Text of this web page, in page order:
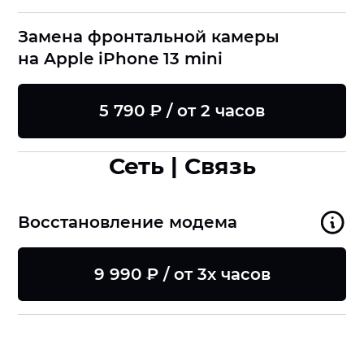
Замена фронтальной камеры
на Apple iPhone 13 mini
5 790 ₽ / от 2 часов
Сеть | Связь
Восстановление модема
9 990 ₽ / от 3х часов